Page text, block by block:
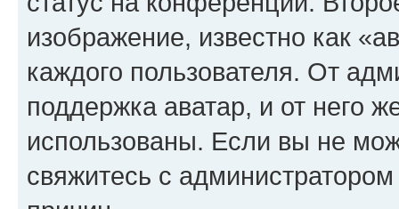
изображение, известно как
каждого пользователя. От
поддержка аватар, и от него
использованы. Если вы не
свяжитесь с